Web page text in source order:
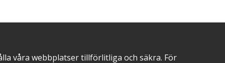
OMDÖMEN PÅ
våra webbplatser tillförlitliga och säkra. För